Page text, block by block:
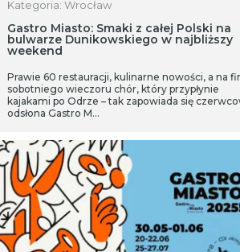
Kategoria: Wrocław
Gastro Miasto: Smaki z całej Polski na
bulwarze Dunikowskiego w najbliższy
weekend
Prawie 60 restauracji, kulinarne nowości, a na
sobotniego wieczoru chór, który przypłynie
kajakami po Odrze – tak zapowiada się
odsłona Gastro M…